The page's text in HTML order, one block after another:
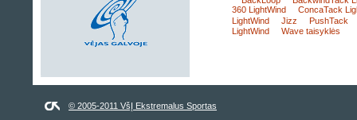
360 LightWind
ConcaTack
LightWind
Jizz
PushTack
LightWind
Wave taisyklės
© 2005-2011 VšĮ Ekstremalus Sportas